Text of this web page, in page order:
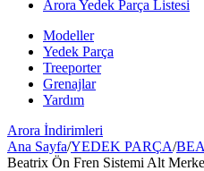
Arora Yedek Parça Listesi
Modeller
Yedek Parça
Treeporter
Grenajlar
Yardım
Arora İndirimleri
Ana Sayfa/YEDEK PARÇA/
Beatrix Ön Fren Sistemi Alt